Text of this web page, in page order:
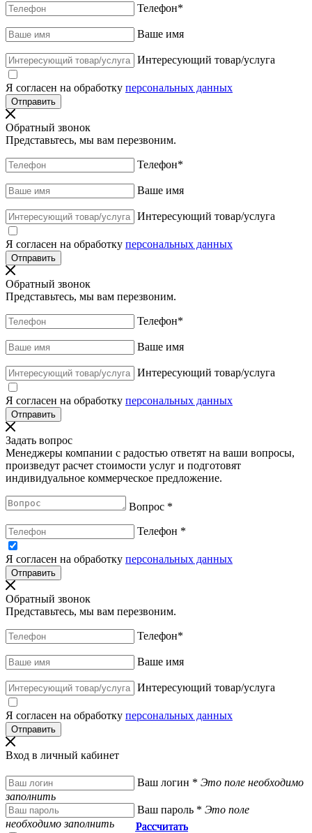
Телефон*
Ваше имя
Интересующий товар/услуга
Я согласен на обработку персональных данных
Обратный звонок
Представьтесь, мы вам перезвоним.
Телефон*
Ваше имя
Интересующий товар/услуга
Я согласен на обработку персональных данных
Обратный звонок
Представьтесь, мы вам перезвоним.
Телефон*
Ваше имя
Интересующий товар/услуга
Я согласен на обработку персональных данных
Задать вопрос
Менеджеры компании с радостью ответят на ваши вопросы,
произведут расчет стоимости услуг и подготовят
индивидуальное коммерческое предложение.
Вопрос *
Телефон *
Я согласен на обработку персональных данных
Обратный звонок
Представьтесь, мы вам перезвоним.
Телефон*
Ваше имя
Интересующий товар/услуга
Я согласен на обработку персональных данных
Вход в личный кабинет
Ваш логин * Это поле необходимо
заполнить
Ваш пароль * Это поле
необходимо заполнить
Рассчитать
Рассчитать
Рассчитать
Рассчитать